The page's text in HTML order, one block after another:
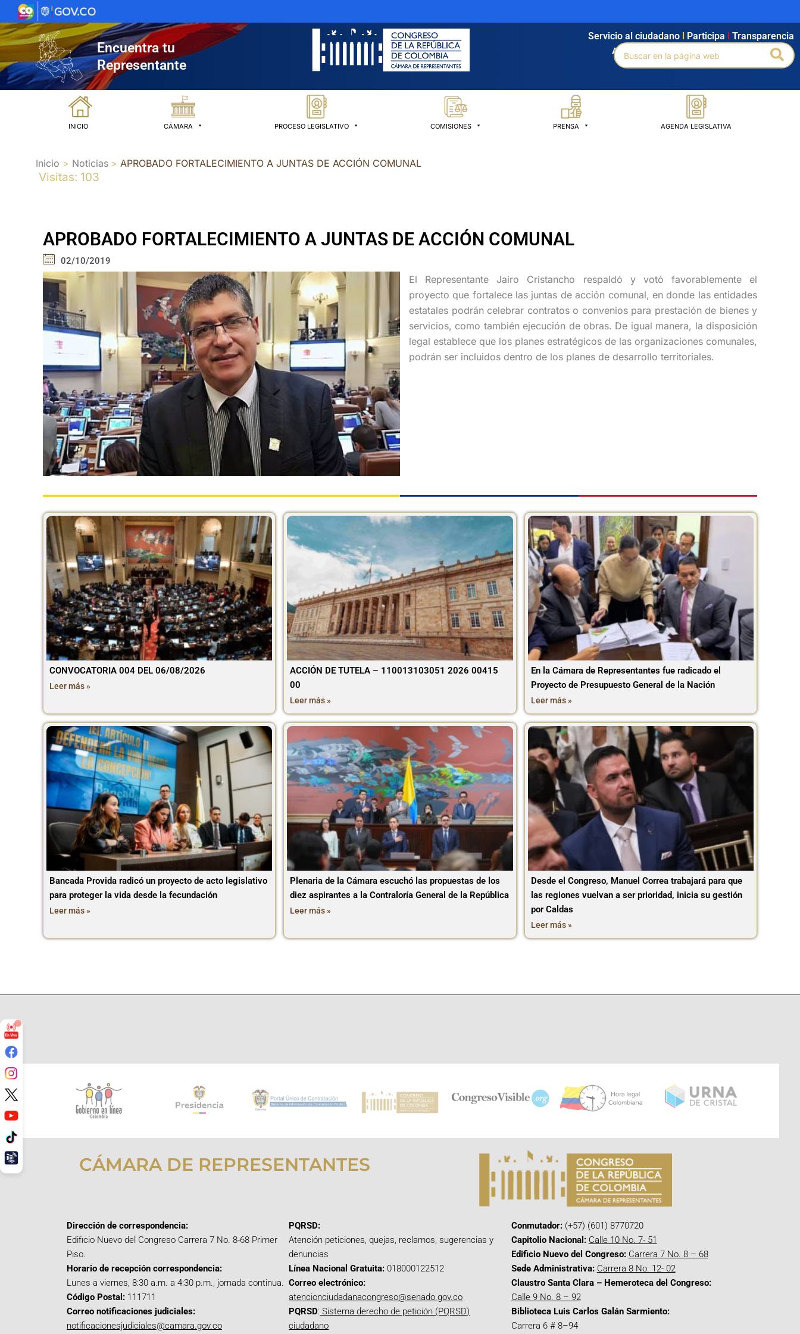
al
contenido
Encuentra tu
Representante
Agendamiento Intranet Búsqueda avanzada
Servicio al ciudadano Participa Transparencia
Buscar
por:
INICIO CÁMARA PROCESO LEGISLATIVO COMISIONES PRENSA AGENDA LEGISLATIVA
Inicio Noticias APROBADO FORTALECIMIENTO A JUNTAS DE ACCIÓN COMUNAL
Visitas: 103
APROBADO FORTALECIMIENTO A JUNTAS DE ACCIÓN COMUNAL
02/10/2019
El Representante Jairo Cristancho respaldó y votó favorablemente el
proyecto que fortalece las juntas de acción comunal, en donde las entidades
estatales podrán celebrar contratos o convenios para prestación de bienes y
servicios, como también ejecución de obras. De igual manera, la disposición
legal establece que los planes estratégicos de las organizaciones comunales,
podrán ser incluidos dentro de los planes de desarrollo territoriales.
CONVOCATORIA 004 DEL 06/08/2026
Leer más »
ACCIÓN DE TUTELA – 110013103051 2026 00415
00
Leer más »
En la Cámara de Representantes fue radicado el
Proyecto de Presupuesto General de la Nación
Leer más »
Bancada Provida radicó un proyecto de acto legislativo
para proteger la vida desde la fecundación
Leer más »
Plenaria de la Cámara escuchó las propuestas de los
diez aspirantes a la Contraloría General de la República
Leer más »
Desde el Congreso, Manuel Correa trabajará para que
las regiones vuelvan a ser prioridad, inicia su gestión
por Caldas
Leer más »
CÁMARA DE REPRESENTANTES
Dirección de correspondencia:
Edificio Nuevo del Congreso Carrera 7 No. 8-68 Primer
Piso.
Horario de recepción correspondencia:
Lunes a viernes, 8:30 a.m. a 4:30 p.m., jornada continua.
Código Postal: 111711
Correo notificaciones judiciales:
notificacionesjudiciales@camara.gov.co
PQRSD:
Atención peticiones, quejas, reclamos, sugerencias y
denuncias
Línea Nacional Gratuita: 018000122512
Correo electrónico:
atencionciudadanacongreso@senado.gov.co
PQRSD: Sistema derecho de petición (PQRSD)
ciudadano
Conmutador:(+57) (601) 8770720
Capitolio Nacional: Calle 10 No. 7- 51
Edificio Nuevo del Congreso: Carrera 7 No. 8 – 68
Sede Administrativa: Carrera 8 No. 12- 02
Claustro Santa Clara – Hemeroteca del Congreso:
Calle 9 No. 8 – 92
Biblioteca Luis Carlos Galán Sarmiento:
Carrera 6 # 8–94